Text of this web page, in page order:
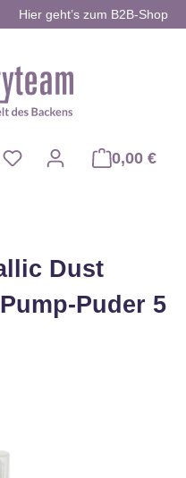
Hier geht’s zum B2B-Shop
0,00 €
Dust
Puder 5